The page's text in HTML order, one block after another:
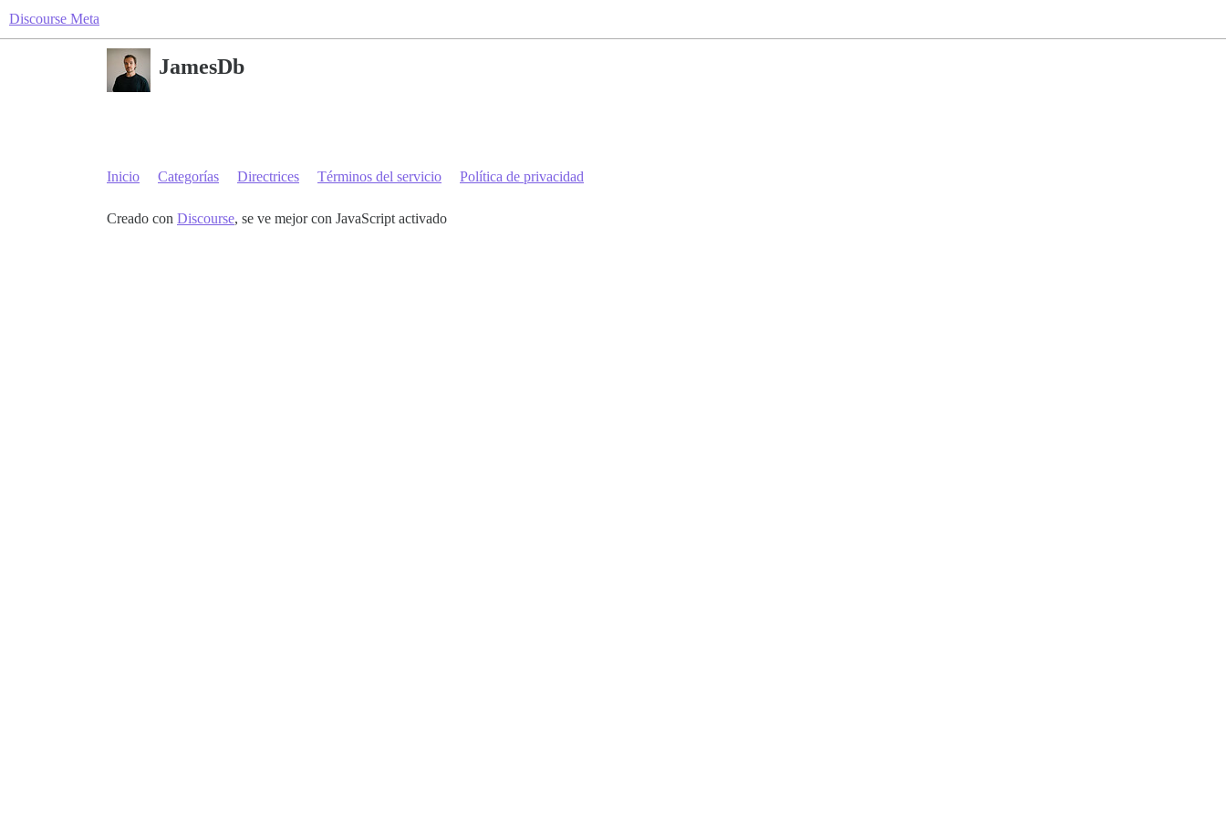
Discourse Meta
JamesDb
Inicio Categorías Directrices Términos del servicio Política de privacidad
Creado con Discourse, se ve mejor con JavaScript activado